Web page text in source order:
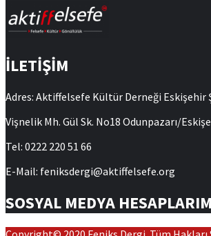
İLETİŞİM
Adres: Aktiffelsefe Kültür Derneği Eskişehir
Vişnelik Mh. Gül Sk. No18 Odunpazarı/
Tel: 0222 220 51 66
E-Mail: feniksdergi@aktiffelsefe.org
SOSYAL MEDYA